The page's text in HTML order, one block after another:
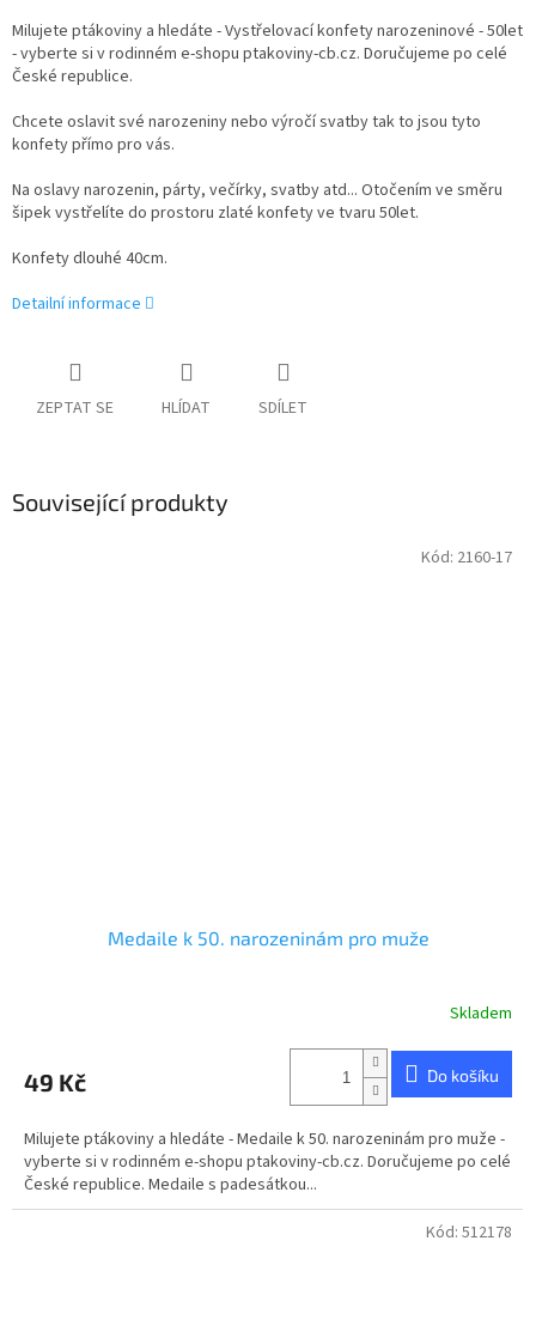
Milujete ptákoviny a hledáte - Vystřelovací konfety narozeninové - 50let
- vyberte si v rodinném e-shopu ptakoviny-cb.cz. Doručujeme po celé
České republice.
Chcete oslavit své narozeniny nebo výročí svatby tak to jsou tyto
konfety přímo pro vás.
Na oslavy narozenin, párty, večírky, svatby atd... Otočením ve směru
šipek vystřelíte do prostoru zlaté konfety ve tvaru 50let.
Konfety dlouhé 40cm.
Detailní informace
ZEPTAT SE HLÍDAT SDÍLET
Související produkty
Medaile k 50. narozeninám pro muže
je
z
5
hvězdiček.
Skladem
49 Kč Do košíku
Milujete ptákoviny a hledáte - Medaile k 50. narozeninám pro muže -
vyberte si v rodinném e-shopu ptakoviny-cb.cz. Doručujeme po celé
České republice. Medaile s padesátkou...
Kód: 2160-17
Kód: 512178